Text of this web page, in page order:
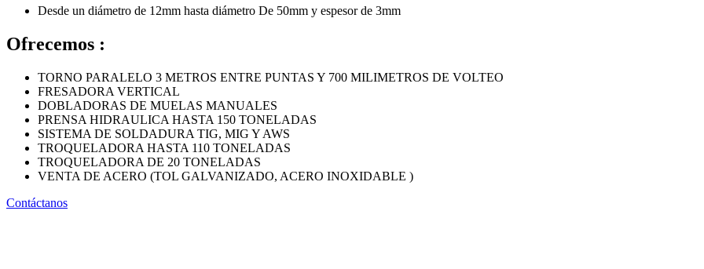
Desde un diámetro de 12mm hasta diámetro De 50mm y espesor de 3mm
Ofrecemos :
TORNO PARALELO 3 METROS ENTRE PUNTAS Y 700 MILIMETROS DE VOLTEO
FRESADORA VERTICAL
DOBLADORAS DE MUELAS MANUALES
PRENSA HIDRAULICA HASTA 150 TONELADAS
SISTEMA DE SOLDADURA TIG, MIG Y AWS
TROQUELADORA HASTA 110 TONELADAS
TROQUELADORA DE 20 TONELADAS
VENTA DE ACERO (TOL GALVANIZADO, ACERO INOXIDABLE )
Contáctanos